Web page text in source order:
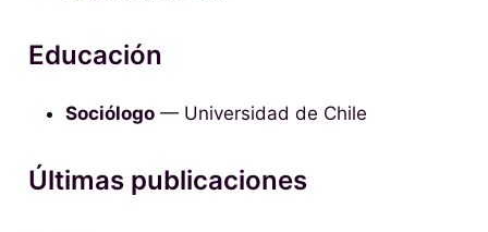
Educación
Sociólogo— Universidad de Chile
Últimas publicaciones